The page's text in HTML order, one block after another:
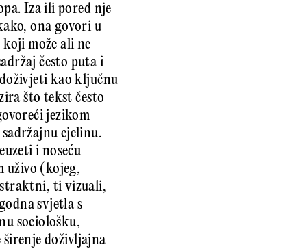
Iza ili pored nje
ona govori u
može ali ne
često puta i
kao ključnu
što tekst često
jezikom
cjelinu.
i noseću
uživo (kojeg,
ti vizuali,
svjetla s
sociološku,
doživljajna